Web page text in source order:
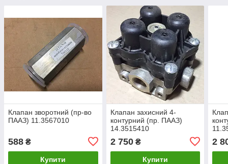
Клапан зворотний (пр-во
ПААЗ) 11.3567010
588 ₴
Купити
Клапан захисний 4-
контурний (пр. ПААЗ)
14.3515410
2 750₴
Купити
2